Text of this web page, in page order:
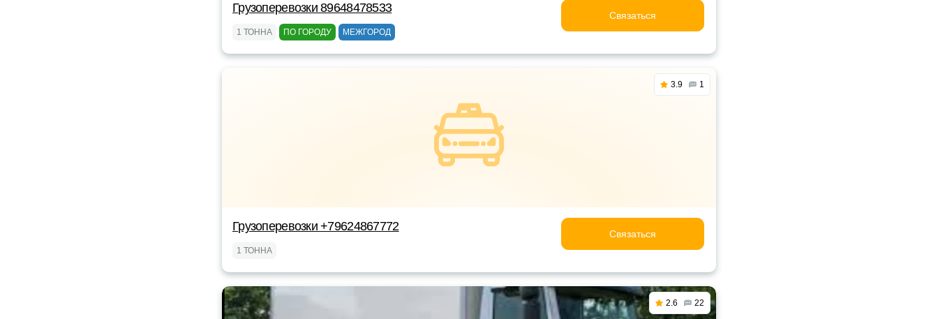
Грузоперевозки 89648478533
1 ТОННА ПО ГОРОДУ МЕЖГОРОД
Связаться
3.9 1
Грузоперевозки +79624867772
1 ТОННА
Связаться
2.6 22